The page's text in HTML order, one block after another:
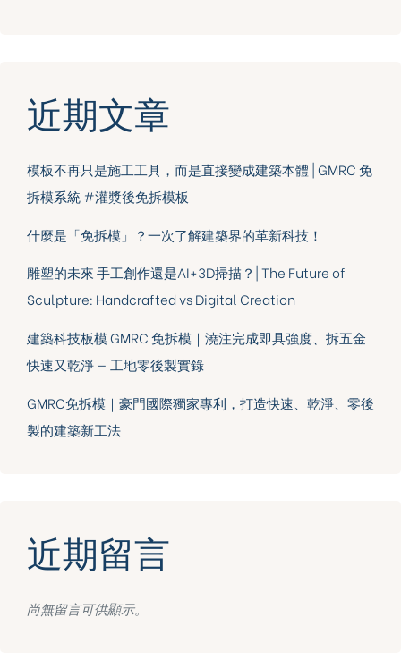
近期文章
模板不再只是施工工具，而是直接變成建築本體 | GMRC 免
拆模系統 #灌漿後免拆模板
什麼是「免拆模」？一次了解建築界的革新科技！
雕塑的未來 手工創作還是AI+3D掃描？| The Future of
Sculpture: Handcrafted vs Digital Creation
建築科技板模 GMRC 免拆模｜澆注完成即具強度、拆五金
快速又乾淨 — 工地零後製實錄
GMRC免拆模｜豪門國際獨家專利，打造快速、乾淨、零後
製的建築新工法
近期留言
尚無留言可供顯示。